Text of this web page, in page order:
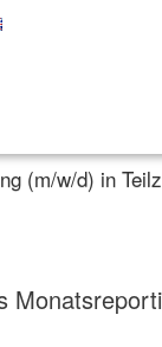
(m/w/d) in